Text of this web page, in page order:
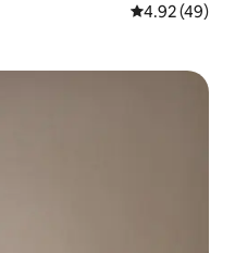
Ukadiriaji wa
4.92 (49)